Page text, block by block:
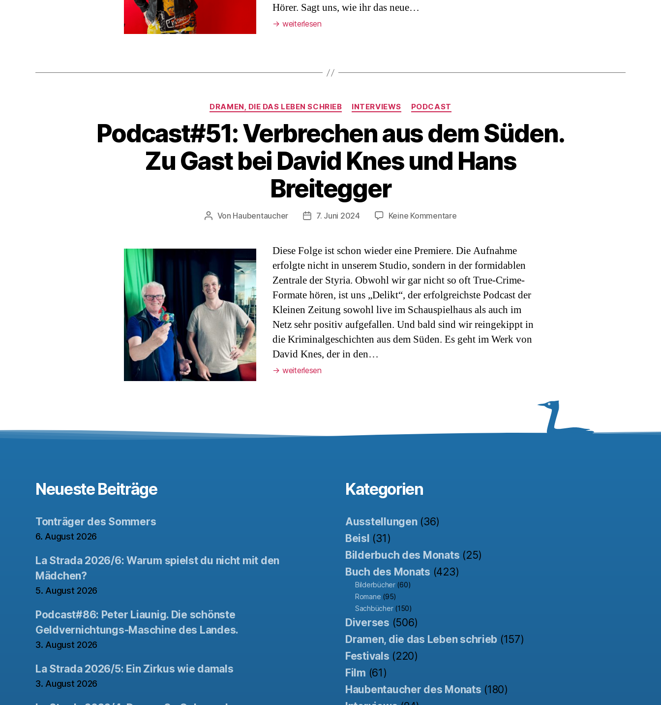
Hörer. Sagt uns, wie ihr das neue…
→ weiterlesen
Kategorien
DRAMEN, DIE DAS LEBEN SCHRIEB INTERVIEWS PODCAST
Podcast#51: Verbrechen aus dem Süden.
Zu Gast bei David Knes und Hans
Breitegger
Beitragsautor
Von Haubentaucher Veröffentlichungsdatum
7. Juni 2024 Keine Kommentarezu
aus
dem
Süden.
Zu
Gast
bei
David
Knes
und
Diese Folge ist schon wieder eine Premiere. Die Aufnahme
erfolgte nicht in unserem Studio, sondern in der formidablen
Zentrale der Styria. Obwohl wir gar nicht so oft True-Crime-
Formate hören, ist uns „Delikt“, der erfolgreichste Podcast der
Kleinen Zeitung sowohl live im Schauspielhaus als auch im
Netz sehr positiv aufgefallen. Und bald sind wir reingekippt in
die Kriminalgeschichten aus dem Süden. Es geht im Werk von
David Knes, der in den…
→ weiterlesen
Neueste Beiträge
Tonträger des Sommers
6. August 2026
La Strada 2026/6: Warum spielst du nicht mit den
Mädchen?
5. August 2026
Podcast#86: Peter Liaunig. Die schönste
Geldvernichtungs-Maschine des Landes.
3. August 2026
La Strada 2026/5: Ein Zirkus wie damals
3. August 2026
Kategorien
Ausstellungen(36)
Beisl (31)
Bilderbuch des Monats (25)
Buch des Monats (423)
Bilderbücher(60)
Romane (95)
Sachbücher(150)
Diverses (506)
Dramen, die das Leben schrieb (157)
Festivals (220)
Film (61)
Haubentaucher des Monats (180)